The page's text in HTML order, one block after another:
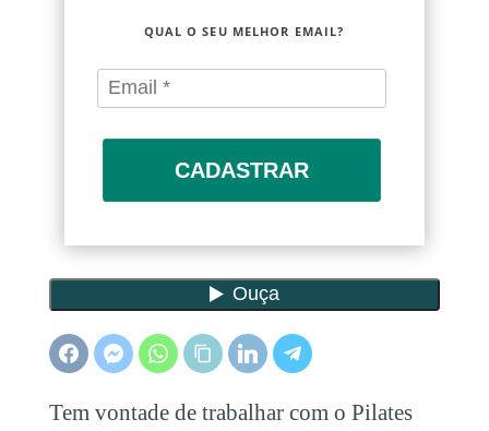
QUAL O SEU MELHOR EMAIL?
CADASTRAR
Tem vontade de trabalhar com o Pilates